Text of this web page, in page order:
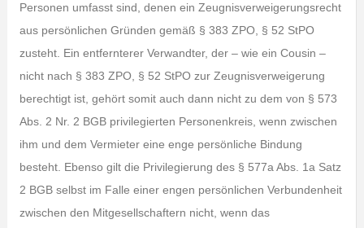
Personen umfasst sind, denen ein Zeugnisverweigerungsrecht
aus persönlichen Gründen gemäß § 383 ZPO, § 52 StPO
zusteht. Ein entfernterer Verwandter, der – wie ein Cousin –
nicht nach § 383 ZPO, § 52 StPO zur Zeugnisverweigerung
berechtigt ist, gehört somit auch dann nicht zu dem von § 573
Abs. 2 Nr. 2 BGB privilegierten Personenkreis, wenn zwischen
ihm und dem Vermieter eine enge persönliche Bindung
besteht. Ebenso gilt die Privilegierung des § 577a Abs. 1a Satz
2 BGB selbst im Falle einer engen persönlichen Verbundenheit
zwischen den Mitgesellschaftern nicht, wenn das